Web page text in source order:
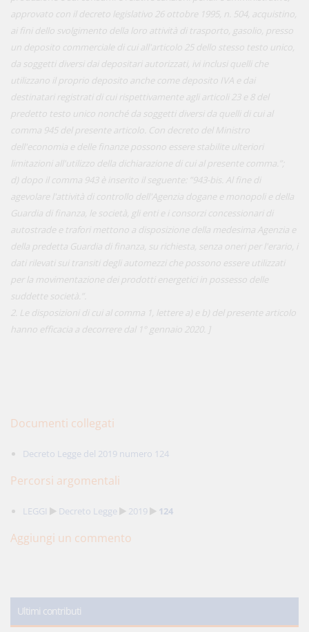
approvato con il decreto legislativo 26 ottobre 1995, n. 504, acquistino,
ai fini dello svolgimento della loro attività di trasporto, gasolio, presso
un deposito commerciale di cui all'articolo 25 dello stesso testo unico,
da soggetti diversi dai depositari autorizzati, ivi inclusi quelli che
utilizzano il proprio deposito anche come deposito IVA e dai
destinatari registrati di cui rispettivamente agli articoli 23 e 8 del
predetto testo unico nonché da soggetti diversi da quelli di cui al
comma 945 del presente articolo. Con decreto del Ministro
dell'economia e delle finanze possono essere stabilite ulteriori
limitazioni all'utilizzo della dichiarazione di cui al presente comma.”;
d) dopo il comma 943 è inserito il seguente: ”943-bis. Al fine di
agevolare l'attività di controllo dell'Agenzia dogane e monopoli e della
Guardia di finanza, le società, gli enti e i consorzi concessionari di
autostrade e trafori mettono a disposizione della medesima Agenzia e
della predetta Guardia di finanza, su richiesta, senza oneri per l'erario, i
dati rilevati sui transiti degli automezzi che possono essere utilizzati
per la movimentazione dei prodotti energetici in possesso delle
suddette società.”.
2. Le disposizioni di cui al comma 1, lettere a) e b) del presente articolo
hanno efficacia a decorrere dal 1° gennaio 2020. ]
Documenti collegati
Decreto Legge del 2019 numero 124
Percorsi argomentali
LEGGI Decreto Legge 2019 124
Aggiungi un commento
Ultimi contributi